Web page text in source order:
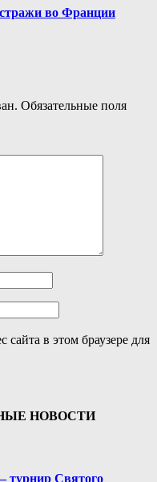
во Франции
Обязательные поля
в этом браузере для
НОВОСТИ
турнир Святого